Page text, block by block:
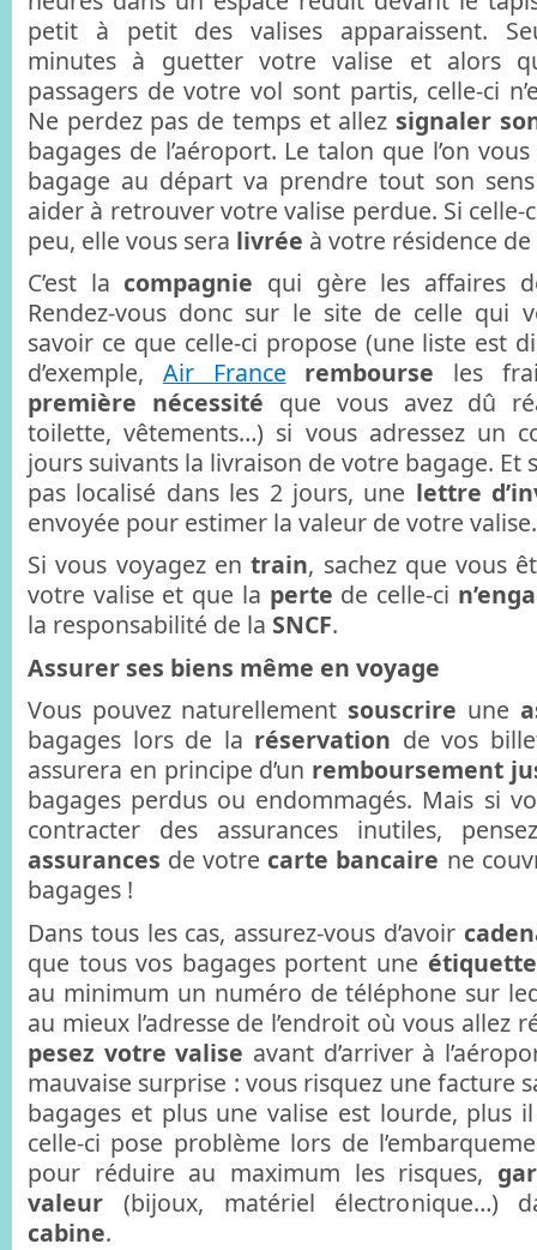
petit à petit des valises apparaissent.
minutes à guetter votre valise et alors
passagers de votre vol sont partis, celle-ci
Ne perdez pas de temps et allez signaler
bagages de l’aéroport. Le talon que l’on
bagage au départ va prendre tout son sens
aider à retrouver votre valise perdue. Si celle-
peu, elle vous sera livrée à votre résidence de
C’est la compagnie qui gère les affaires
Rendez-vous donc sur le site de celle qui
savoir ce que celle-ci propose (une liste est
d’exemple, Air France rembourse les
première nécessité que vous avez dû
toilette, vêtements…) si vous adressez un
jours suivants la livraison de votre bagage. Et
pas localisé dans les 2 jours, une lettre
envoyée pour estimer la valeur de votre valise.
Si vous voyagez entrain, sachez que vous
votre valise et que la perte de celle-ci
la responsabilité de la SNCF.
Assurer ses biens même en voyage
Vous pouvez naturellement souscrire une
bagages lors de la réservation de vos
assurera en principe d’un remboursement
bagages perdus ou endommagés. Mais si
contracter des assurances inutiles,
assurances de votre carte bancaire ne
bagages !
Dans tous les cas, assurez-vous d’avoir
que tous vos bagages portent une
au minimum un numéro de téléphone sur
au mieux l’adresse de l’endroit où vous allez
pesez votre valise avant d’arriver à
mauvaise surprise : vous risquez une facture
bagages et plus une valise est lourde, plus
celle-ci pose problème lors de
pour réduire au maximum les risques,
valeur (bijoux, matériel électronique…)
cabine.